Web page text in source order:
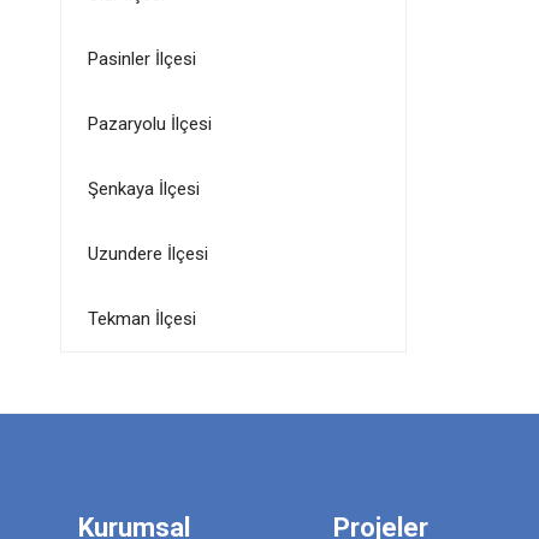
Pasinler İlçesi
Pazaryolu İlçesi
Şenkaya İlçesi
Uzundere İlçesi
Tekman İlçesi
Kurumsal Projeler